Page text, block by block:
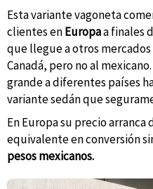
Esta variante vagoneta
clientes enEuropaa finales
que llegue a otros
Canadá, pero no al
grande a diferentes países
variante sedán que
En Europa su precio arranca
equivalente en conversión
pesos mexicanos.